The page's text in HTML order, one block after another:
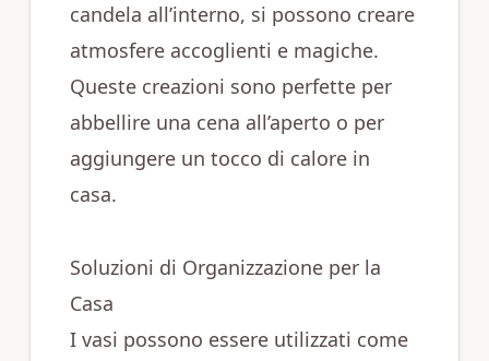
candela all’interno, si possono creare
atmosfere accoglienti e magiche.
Queste creazioni sono perfette per
abbellire una cena all’aperto o per
aggiungere un tocco di calore in
casa.
Soluzioni di Organizzazione per la
Casa
I vasi possono essere utilizzati come